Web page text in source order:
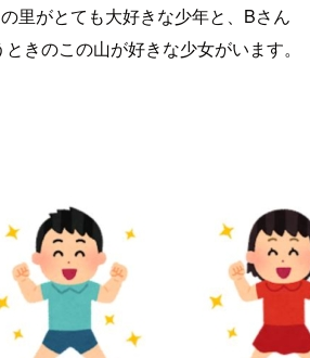
里がとても大好きな少年と、Bさん
きのこの山が好きな少女がいます。